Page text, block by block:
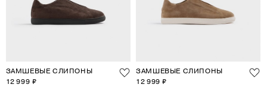
ЗАМШЕВЫЕ СЛИПОНЫ
12 999 ₽
ЗАМШЕВЫЕ СЛИПОНЫ
12 999 ₽